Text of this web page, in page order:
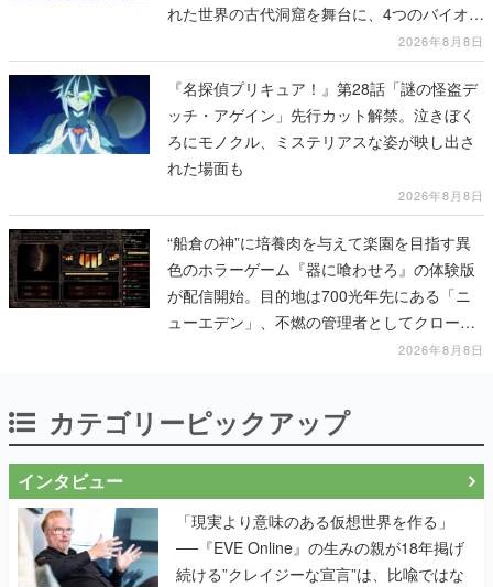
れた世界の古代洞窟を舞台に、4つのバイオー
2026年8月8日
『名探偵プリキュア！』第28話「謎の怪盗デ
ッチ・アゲイン」先行カット解禁。泣きぼく
ろにモノクル、ミステリアスな姿が映し出さ
れた場面も
2026年8月8日
“船倉の神”に培養肉を与えて楽園を目指す異
色のホラーゲーム『器に喰わせろ』の体験版
が配信開始。目的地は700光年先にある「ニ
ューエデン」、不燃の管理者としてクローン
人間を増やし、加工して神に捧げる2026年8月8日
カテゴリーピックアップ
インタビュー
「現実より意味のある仮想世界を作る」
──『EVE Online』の生みの親が18年掲げ
続ける”クレイジーな宣言”は、比喩ではな